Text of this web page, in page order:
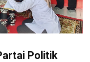
Politik